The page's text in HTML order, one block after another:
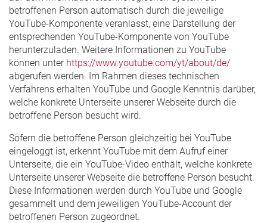
betroffenen Person automatisch durch die jeweilige
YouTube-Komponente veranlasst, eine Darstellung der
entsprechenden YouTube-Komponente von YouTube
herunterzuladen. Weitere Informationen zu YouTube
können unter https://www.youtube.com/yt/about/de/
abgerufen werden. Im Rahmen dieses technischen
Verfahrens erhalten YouTube und Google Kenntnis darüber,
welche konkrete Unterseite unserer Webseite durch die
betroffene Person besucht wird.
Sofern die betroffene Person gleichzeitig bei YouTube
eingeloggt ist, erkennt YouTube mit dem Aufruf einer
Unterseite, die ein YouTube-Video enthält, welche konkrete
Unterseite unserer Webseite die betroffene Person besucht.
Diese Informationen werden durch YouTube und Google
gesammelt und dem jeweiligen YouTube-Account der
betroffenen Person zugeordnet.